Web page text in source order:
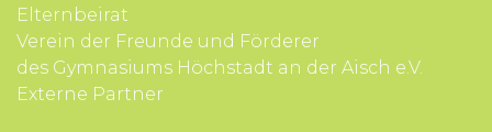
Eltern­beirat
Verein der Freunde und Förderer
des Gymnasiums Höchstadt an der Aisch e.V.
Externe Partner